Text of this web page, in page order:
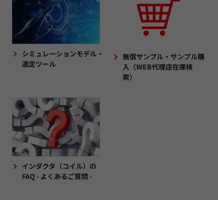
シミュレーションモデル・
選定ツール
無償サンプル・サンプル購
入（WEB代理店在庫検
索）
インダクタ（コイル）の
FAQ - よくあるご質問 -